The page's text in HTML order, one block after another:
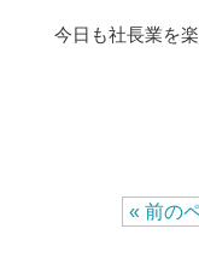
今日も社長業を
« 前の